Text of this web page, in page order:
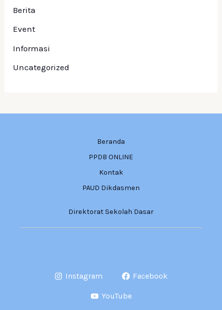
Berita
Event
Informasi
Uncategorized
Beranda
PPDB ONLINE
Kontak
PAUD Dikdasmen
Direktorat Sekolah Dasar
Instagram Facebook
YouTube